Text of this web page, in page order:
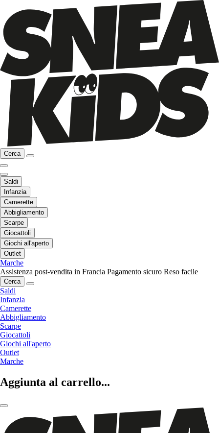
Cerca
Saldi
Infanzia
Camerette
Abbigliamento
Scarpe
Giocattoli
Giochi all'aperto
Outlet
Marche
Assistenza post-vendita in Francia Pagamento sicuro Reso facile
Cerca
Saldi
Infanzia
Camerette
Abbigliamento
Scarpe
Giocattoli
Giochi all'aperto
Outlet
Marche
Aggiunta al carrello...